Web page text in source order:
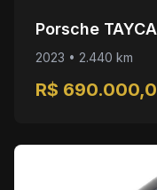
Porsche
2023 • 2.440 km
R$